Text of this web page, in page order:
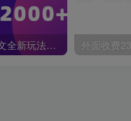
10432期）小说推文全新玩法，5分钟一条原创视频，结合中视频bilibili赚多份收益